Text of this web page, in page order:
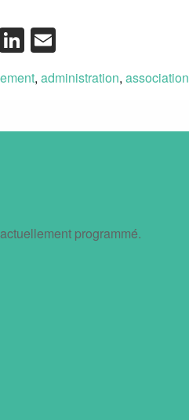
WhatsApp
LinkedIn
,administration,association
programmé.